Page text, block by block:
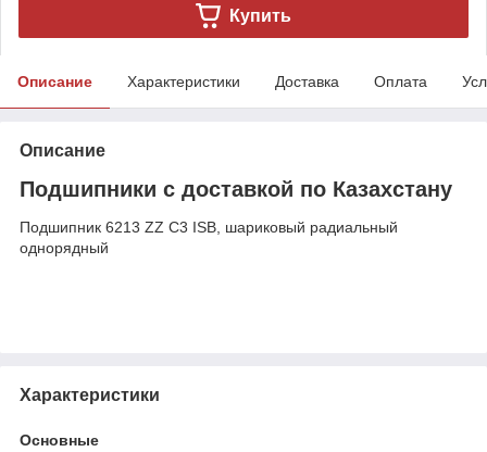
Купить
Описание Характеристики Доставка Оплата
Описание
Подшипники с доставкой по Казахстану
Подшипник 6213 ZZ C3 ISB, шариковый радиальный
однорядный
Характеристики
Основные